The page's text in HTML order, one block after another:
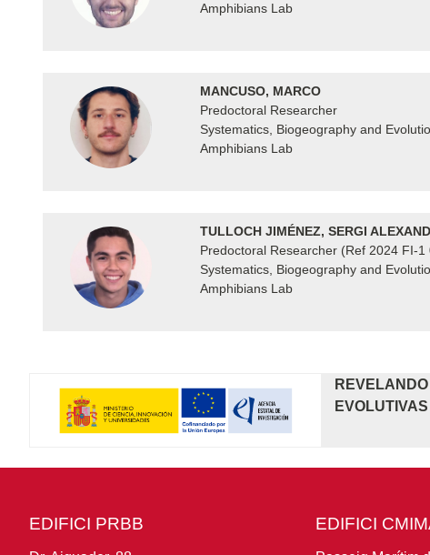
Amphibians Lab
MANCUSO, MARCO
Predoctoral Researcher
Systematics, Biogeography and
Amphibians Lab
TULLOCH JIMÉNEZ, SERGI
Predoctoral Researcher (Ref 2024 FI-1
Systematics, Biogeography and
Amphibians Lab
EDIFICI PRBB EDIFICI